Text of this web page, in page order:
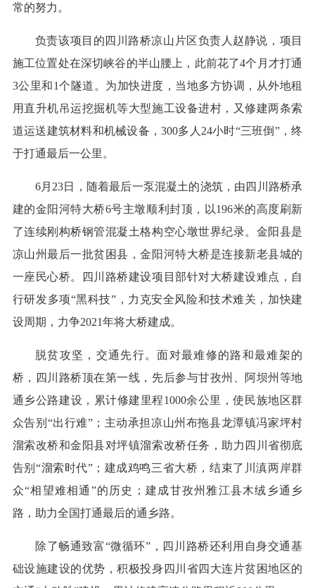
常的努力。
负责该项目的四川路桥凉山片区负责人赵静说，项目
施工位置处在深切峡谷的半山腰上，此前花了4个月才打通
3公里和1个隧道。为加快进度，当地多方协调，从外地租
用直升机吊运挖掘机等大型施工设备进村，又修建两条索
道运送建筑材料和机械设备，300多人24小时“三班倒”，终
于打通最后一公里。
6月23日，随着最后一泵混凝土的浇筑，由四川路桥承
建的金阳河特大桥6号主墩顺利封顶，以196米的高度刷新
了连续刚构桥钢管混凝土格构空心墩世界纪录。金阳县是
凉山州最后一批贫困县，金阳河特大桥是连接新老县城的
一座民心桥。四川路桥建设项目部针对大桥建设难点，自
行研发多项“黑科技”，力克安全风险和技术难关，加快建
设周期，力争2021年将大桥建成。
脱贫攻坚，交通先行。面对最难修的路和最难架的
桥，四川路桥顶在第一线，先后参与甘孜州、阿坝州等地
通乡公路建设，累计修建里程1000余公里，使民族地区群
众告别“出行难”；主动承担凉山州布拖县龙潭镇冯家坪村
溜索改桥和金阳县对坪镇溜索改桥任务，助力四川省彻底
告别“溜索时代”；建成鸡鸣三省大桥，结束了川滇两岸群
众“相望难相通”的历史；建成甘孜州雅江县木绒乡通乡
路，助力全国打通最后的通乡路。
除了畅通致富“微循环”，四川路桥还利用自身交通基
础设施建设的优势，积极投身四川省四大连片贫困地区的